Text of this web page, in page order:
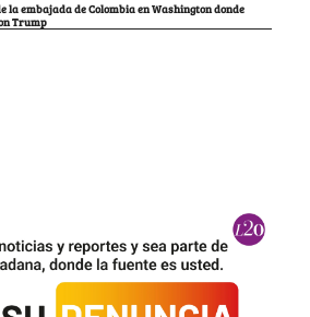
la embajada de Colombia en Washington donde
Trump